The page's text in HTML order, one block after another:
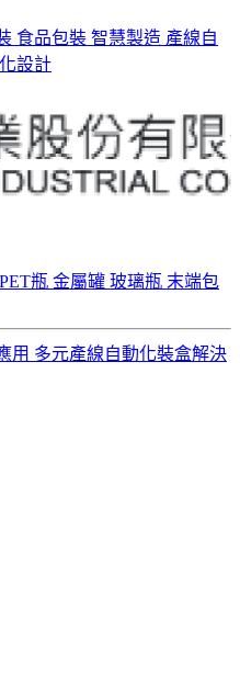
食品包裝 智慧製造 產線自
設計
PET瓶 金屬罐 玻璃瓶 末端包
用 多元產線自動化裝盒解決